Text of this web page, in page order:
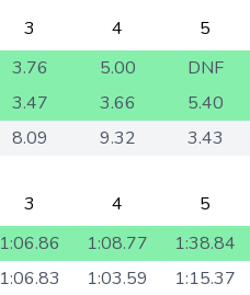
3 4 5
3.76 5.00 DNF
3.47 3.66 5.40
8.09 9.32 3.43
3 4 5
1:06.86 1:08.77 1:38.84
1:06.83 1:03.59 1:15.37